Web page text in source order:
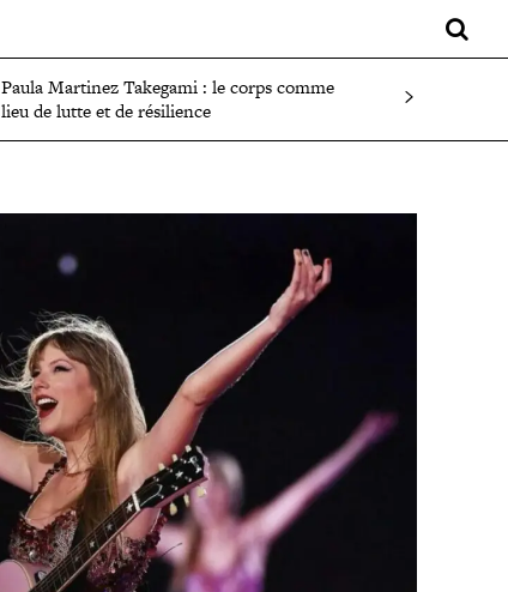
Paula Martinez Takegami : le corps comme
lieu de lutte et de résilience